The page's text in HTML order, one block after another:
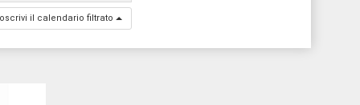
il calendario filtrato